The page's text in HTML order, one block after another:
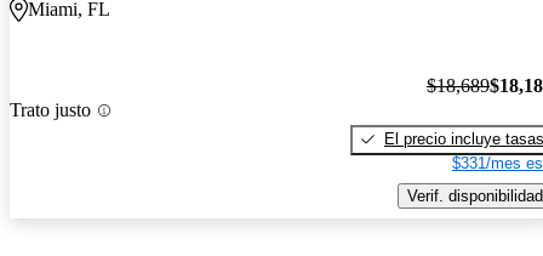
Miami, FL
Trato justo
$18,689
El precio incluye tasas
$331/mes
Verif. disponibilidad